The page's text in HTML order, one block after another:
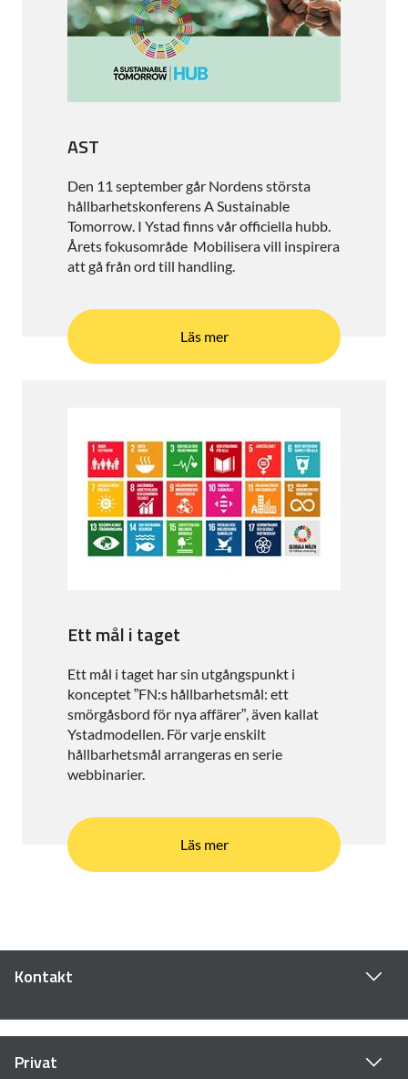
AST
Den 11 september går Nordens största
hållbarhetskonferens A Sustainable
Tomorrow. I Ystad finns vår officiella hubb.
Årets fokusområde Mobilisera vill inspirera
att gå från ord till handling.
Läs mer
Ett mål i taget
Ett mål i taget har sin utgångspunkt i
konceptet ”FN:s hållbarhetsmål: ett
smörgåsbord för nya affärer”, även kallat
Ystadmodellen. För varje enskilt
hållbarhetsmål arrangeras en serie
webbinarier.
Läs mer
Kontakt
Privat